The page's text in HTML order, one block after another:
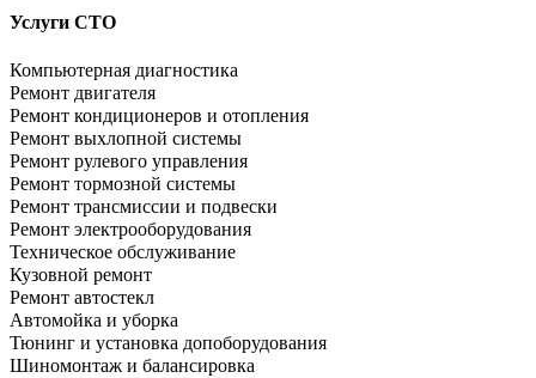
Услуги СТО
Компьютерная диагностика
Ремонт двигателя
Ремонт кондиционеров и отопления
Ремонт выхлопной системы
Ремонт рулевого управления
Ремонт тормозной системы
Ремонт трансмиссии и подвески
Ремонт электрооборудования
Техническое обслуживание
Кузовной ремонт
Ремонт автостекл
Автомойка и уборка
Тюнинг и установка допоборудования
Шиномонтаж и балансировка